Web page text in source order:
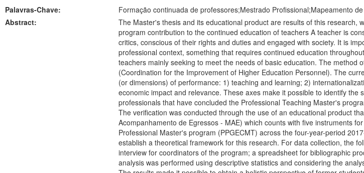
Palavras-Chave:
Formação continuada de professores;Mestrado Profissional;Mapeamento
Abstract:
The Master's thesis and its educational product are results of this
program contribution to the continued education of teachers A teacher is
critics, conscious of their rights and duties and engaged with society. It is
professional context, something that requires continued education
teachers mainly seeking to meet the needs of basic education. The
(Coordination for the Improvement of Higher Education Personnel). The
(or dimensions) of performance: 1) teaching and learning; 2)
economic impact and relevance. These axes make it possible to identify
professionals that have concluded the Professional Teaching Master's
The verification was conducted through the use of an educational product
Acompanhamento de Egressos - MAE) which counts with five instruments
Professional Master's program (PPGECMT) across the four-year-period
establish a theoretical framework for this research. For data collection, the
interview for coordinators of the program; a spreadsheet for bibliographic
analysis was performed using descriptive statistics and considering the